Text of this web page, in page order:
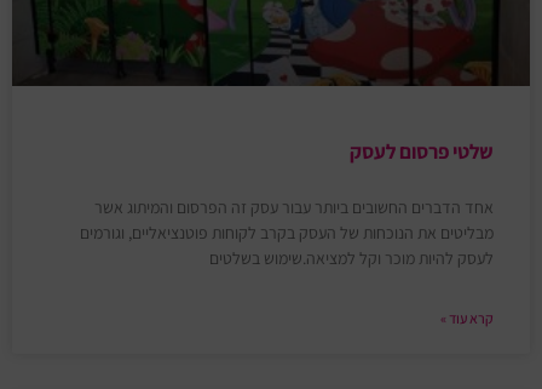
שלטי פרסום לעסק
אחד הדברים החשובים ביותר עבור עסק זה הפרסום והמיתוג אשר
מבליטים את הנוכחות של העסק בקרב לקוחות פוטנציאליים, וגורמים
לעסק להיות מוכר וקל למציאה.שימוש בשלטים
קרא עוד »